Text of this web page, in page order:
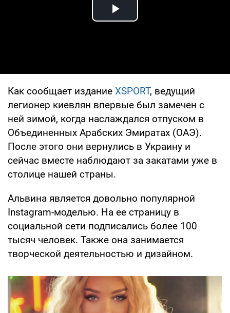
Play Video
Как сообщает издание XSPORT, ведущий
легионер киевлян впервые был замечен с
ней зимой, когда наслаждался отпуском в
Объединенных Арабских Эмиратах (ОАЭ).
После этого они вернулись в Украину и
сейчас вместе наблюдают за закатами уже в
столице нашей страны.
Альвина является довольно популярной
Instagram-моделью. На ее страницу в
социальной сети подписались более 100
тысяч человек. Также она занимается
творческой деятельностью и дизайном.